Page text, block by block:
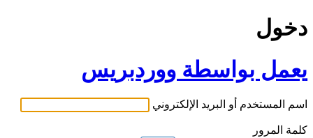
دخول
يعمل بواسطة ووردبريس
اسم المستخدم أو البريد الإلكتروني
كلمة المرور